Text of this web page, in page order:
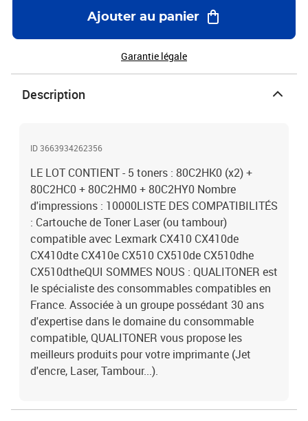
Ajouter au panier
Garantie légale
Description
ID 3663934262356
LE LOT CONTIENT - 5 toners : 80C2HK0 (x2) +
80C2HC0 + 80C2HM0 + 80C2HY0 Nombre
d'impressions : 10000LISTE DES COMPATIBILITÉS
: Cartouche de Toner Laser (ou tambour)
compatible avec Lexmark CX410 CX410de
CX410dte CX410e CX510 CX510de CX510dhe
CX510dtheQUI SOMMES NOUS : QUALITONER est
le spécialiste des consommables compatibles en
France. Associée à un groupe possédant 30 ans
d'expertise dans le domaine du consommable
compatible, QUALITONER vous propose les
meilleurs produits pour votre imprimante (Jet
d'encre, Laser, Tambour...).